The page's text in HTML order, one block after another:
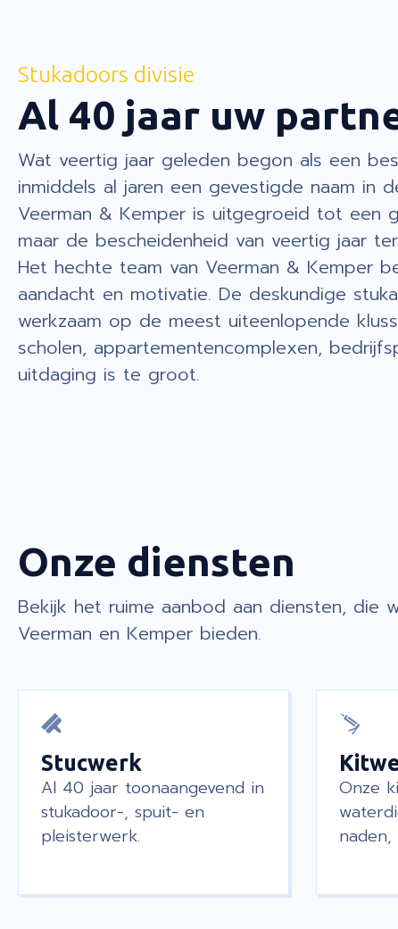
Stukadoors divisie
Al 40 jaar uw
Wat veertig jaar geleden begon als een
inmiddels al jaren een gevestigde naam in
Veerman & Kemper is uitgegroeid tot een
maar de bescheidenheid van veertig jaar
Het hechte team van Veerman & Kemper
aandacht en motivatie. De deskundige
werkzaam op de meest uiteenlopende
scholen, appartementencomplexen,
uitdaging is te groot.
Onze diensten
Bekijk het ruime aanbod aan diensten, die
Veerman en Kemper bieden.
Stucwerk
Al 40 jaar toonaangevend in
stukadoor-, spuit- en
pleisterwerk.
Onze